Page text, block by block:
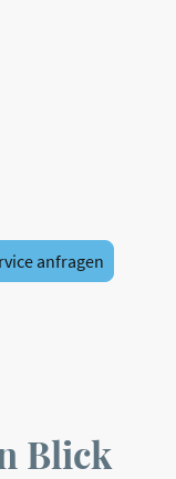
anfragen
Blick